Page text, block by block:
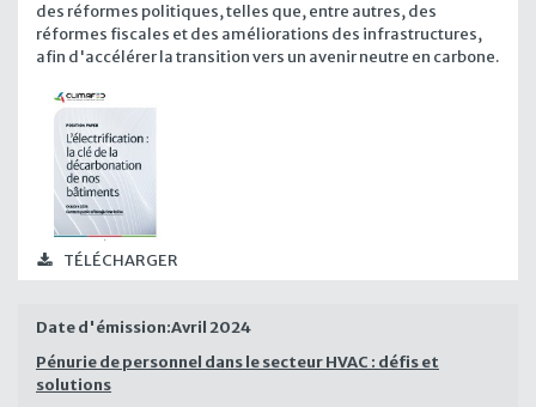
TÉLÉCHARGER
des réformes politiques, telles que, entre autres, des
réformes fiscales et des améliorations des infrastructures,
afin d'accélérer la transition vers un avenir neutre en carbone.
Date d'émission:Avril 2024
Pénurie de personnel dans le secteur HVAC : défis et
solutions